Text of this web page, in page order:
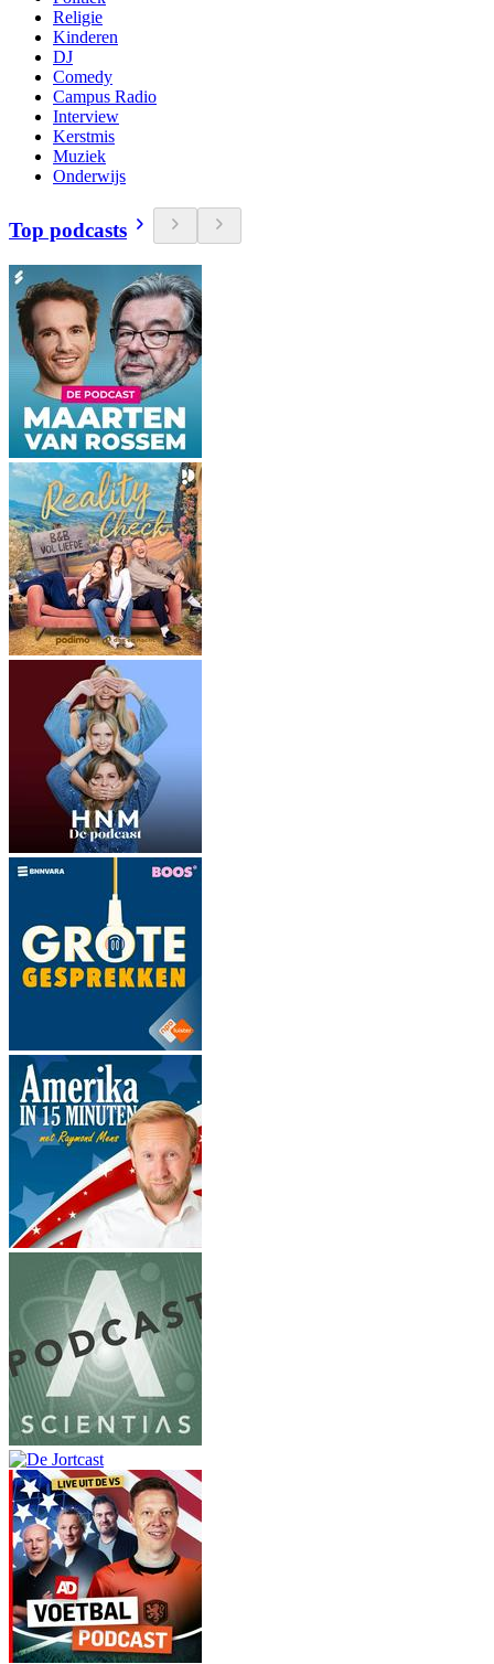
Religie
Kinderen
DJ
Comedy
Campus Radio
Interview
Kerstmis
Muziek
Onderwijs
Top podcasts